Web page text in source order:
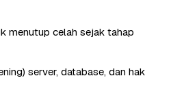
menutup celah sejak tahap
server, database, dan hak